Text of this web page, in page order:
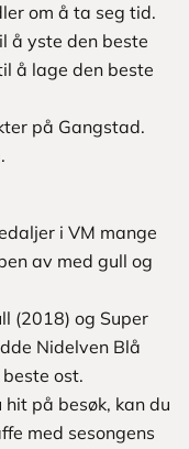
om å ta seg tid.
å yste den beste
å lage den beste
på Gangstad.
i VM mange
av med gull og
(2018) og Super
Nidelven Blå
ost.
på besøk, kan du
med sesongens